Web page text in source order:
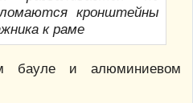
ломаются кронштейны
к раме
бауле и алюминиевом